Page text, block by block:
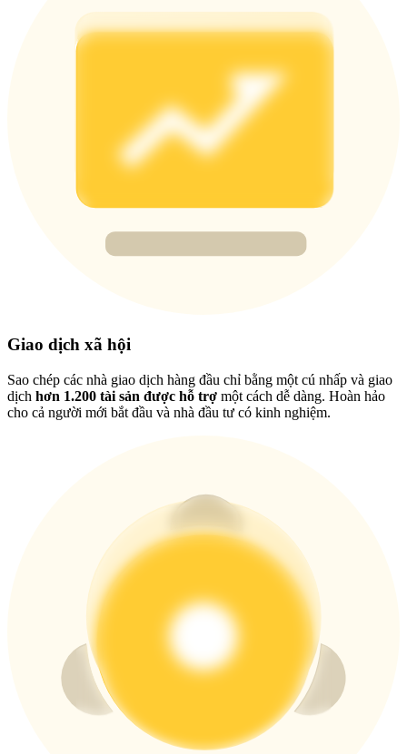
Exclusive for BitMart Users
Register & Trade to Win 500,000 USDT
Precious Metals Trading Carnival
Trade Gold & Silver · 33,333 USDT Bonus
USDT New User Exclusive 10% APR
USDT Flexible Staking | Daily Rewards
BTC New User Exclusive: 6.5% APR
Thêm sự kiện
Nhận giải thưởng và phần thưởng độc quyền
Trung tâm phần thưởng
Đăng ký
Giao dịch xã hội
Sao chép các nhà giao dịch hàng đầu chỉ bằng một cú nhấp và giao
dịch hơn 1.200 tài sản được hỗ trợ một cách dễ dàng. Hoàn hảo
cho cả người mới bắt đầu và nhà đầu tư có kinh nghiệm.